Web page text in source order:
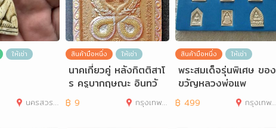
ให้เช่า
นครสวรรค์
สินค้ามือหนึ่ง ให้เช่า
นาคเกี่ยวคู่ หลังกิตติสาโ
ร ครูบากฤษณะ อินทวั
ณโณ สำนักสงฆ์ป่า
฿ 9 กรุงเทพมหานคร
สินค้ามือหนึ่ง ให้เช่า
พระสมเด็จรุ่นพิเศษ ของ
ขวัญหลวงพ่อแพ
฿ 499 กรุงเทพมหานคร